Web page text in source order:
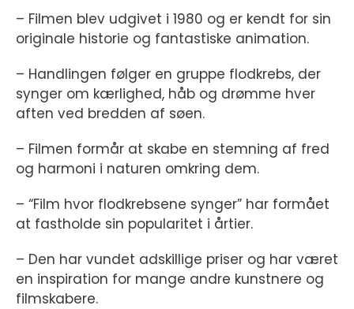
– Filmen blev udgivet i 1980 og er kendt for sin
originale historie og fantastiske animation.
– Handlingen følger en gruppe flodkrebs, der
synger om kærlighed, håb og drømme hver
aften ved bredden af søen.
– Filmen formår at skabe en stemning af fred
og harmoni i naturen omkring dem.
– “Film hvor flodkrebsene synger” har formået
at fastholde sin popularitet i årtier.
– Den har vundet adskillige priser og har været
en inspiration for mange andre kunstnere og
filmskabere.